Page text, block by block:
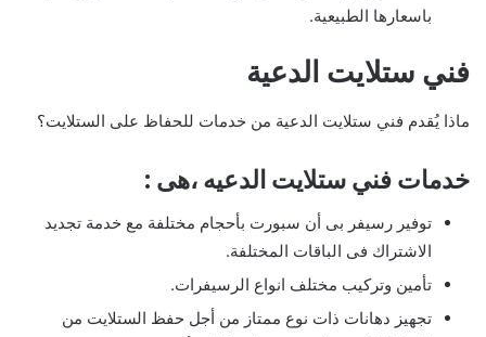
باسعارها الطبيعية.
فني ستلايت الدعية
ماذا يُقدم فني ستلايت الدعية من خدمات للحفاظ على الستلايت؟
خدمات فني ستلايت الدعيه ،هى :
توفير رسيفر بى أن سبورت بأحجام مختلفة مع خدمة تجديد
الاشتراك فى الباقات المختلفة.
تأمين وتركيب مختلف انواع الرسيفرات.
تجهيز دهانات ذات نوع ممتاز من أجل حفظ الستلايت من